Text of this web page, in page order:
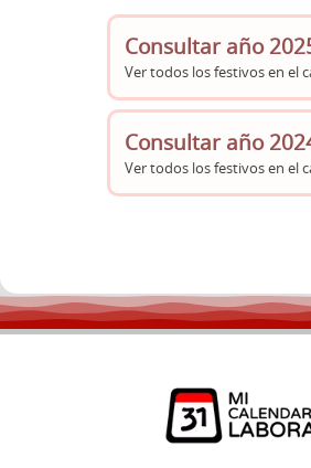
Consultar año
Ver todos los festivos en el
Consultar año
Ver todos los festivos en el